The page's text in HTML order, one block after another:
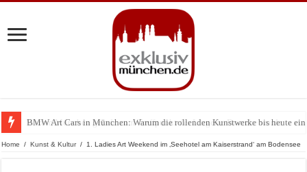
BMW Art Cars in München: Warum die rollenden Kunstwerke bis heute
Home / Kunst & Kultur / 1. Ladies Art Weekend im ‚Seehotel am Kaiserstrand‘ am Bodensee